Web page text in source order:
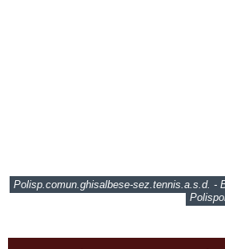
Polisp.comun.ghisalbese-sez.tennis.a.s.d. -